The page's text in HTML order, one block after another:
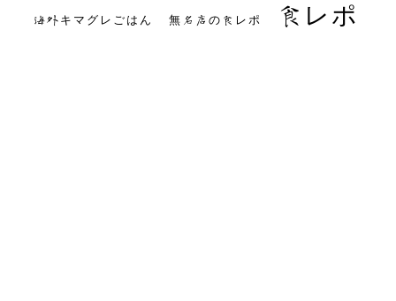
海外キマグレごはん 無名店の食レポ 食レポ